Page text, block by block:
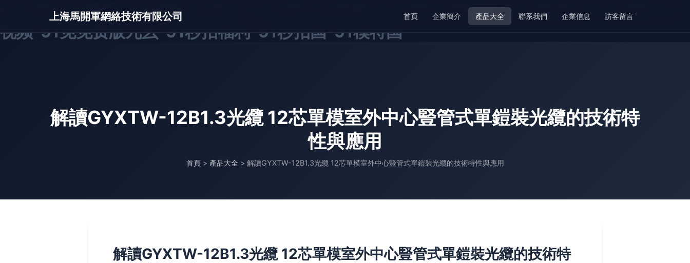
91免费在线观看-91免费在线看片-91免费在线视频-91免费在线影院-91免费资源-91免费足交
视频-91免免费版九幺-91秒拍福利-91秒拍国-91模特国
上海馬開軍網絡技術有限公司 首頁 企業簡介 產品大全 聯系我們 企業信息 訪客留言
解讀GYXTW-12B1.3光纜 12芯單模室外中心豎管式單鎧裝光纜的技術特
性與應用
首頁 > 產品大全 > 解讀GYXTW-12B1.3光纜 12芯單模室外中心豎管式單鎧裝光纜的技術特性與應用
解讀GYXTW-12B1.3光纜 12芯單模室外中心豎管式單鎧裝光纜的技術特